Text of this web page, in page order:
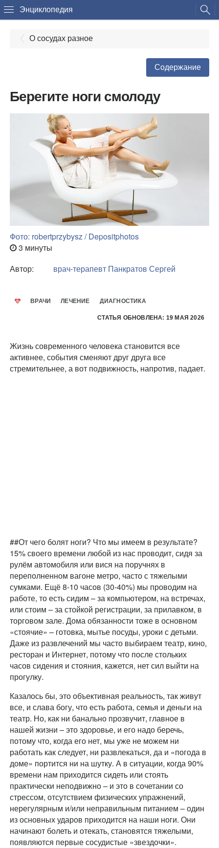
Энциклопедия
О сосудах разное
Содержание
Берегите ноги смолоду
Фото: robertprzybysz / Depositphotos
3 минуты
Автор:
врач-терапевт Панкратов Сергей
ВРАЧИ ЛЕЧЕНИЕ ДИАГНОСТИКА
СТАТЬЯ ОБНОВЛЕНА: 19 МАЯ 2026
Жизнь современного человека становится все
активнее, события сменяют друг друга все
стремительнее, а вот подвижность, напротив, падает.
##От чего болят ноги? Что мы имеем в результате?
15% своего времени любой из нас проводит, сидя за
рулём автомобиля или вися на поручнях в
переполненном вагоне метро, часто с тяжелыми
сумками. Ещё 8-10 часов (30-40%) мы проводим на
работе, то есть сидим – за компьютером, на встречах,
или стоим – за стойкой регистрации, за прилавком, в
торговом зале. Дома обязанности тоже в основном
«стоячие» – готовка, мытье посуды, уроки с детьми.
Даже из развлечений мы часто выбираем театр, кино,
ресторан и Интернет, потому что после стольких
часов сидения и стояния, кажется, нет сил выйти на
прогулку.
Казалось бы, это объективная реальность, так живут
все, и слава богу, что есть работа, семья и деньги на
театр. Но, как ни банально прозвучит, главное в
нашей жизни – это здоровье, и его надо беречь,
потому что, когда его нет, мы уже не можем ни
работать как следует, ни развлекаться, да и «погода в
доме» портится ни на шутку. А в ситуации, когда 90%
времени нам приходится сидеть или стоять
практически неподвижно – и это в сочетании со
стрессом, отсутствием физических упражнений,
нерегулярным и/или неправильным питанием – один
из основных ударов приходится на наши ноги. Они
начинают болеть и отекать, становятся тяжелыми,
появляются первые сосудистые «звездочки».